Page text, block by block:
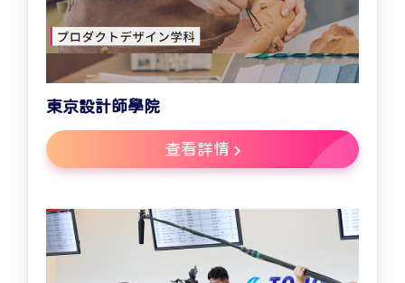
東京設計師學院
查看詳情